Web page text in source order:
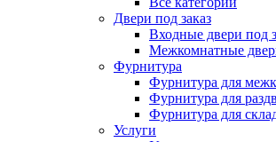
Двери под заказ
Входные двери под
Межкомнатные
Фурнитура
Фурнитура для
Фурнитура для
Фурнитура для
Услуги